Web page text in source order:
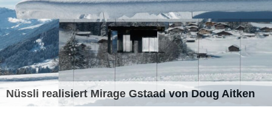
Nüssli realisiert Mirage Gstaad von Doug Aitken